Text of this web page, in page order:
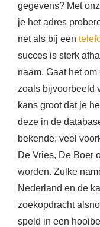
gegevens? Met
je het adres
net als bij een
succes is sterk
naam. Gaat het
zoals bijvoorbeeld
kans groot dat je
deze in de
bekende, veel
De Vries, De Boer
worden. Zulke
Nederland en de
zoekopdracht
speld in een